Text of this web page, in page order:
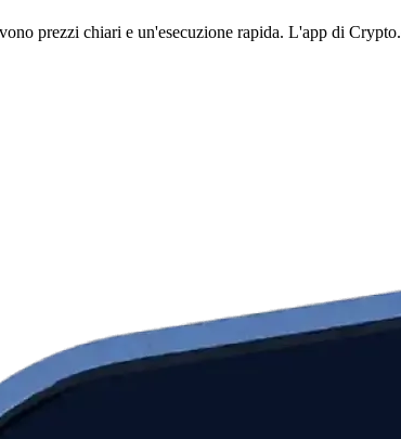
prezzi chiari e un'esecuzione rapida. L'app di